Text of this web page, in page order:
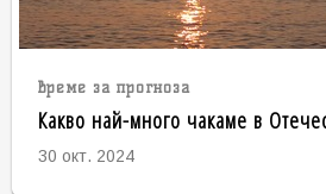
време за прогноза
Какво най-много чакаме в
30 окт. 2024